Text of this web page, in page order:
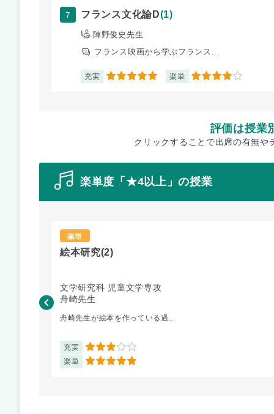
7 フランス文化論D(1)
陣野俊史先生
フランス映画から学ぶフランス...
充実 5 楽単 4
評価は授業
クリックすることで出席の有無や
楽単度「★4以上」の授業
楽単
絵本研究(2)
文学研究科 児童文学専攻
舟崎先生
舟崎先生が絵本を作っている過...
充実 3
楽単 5